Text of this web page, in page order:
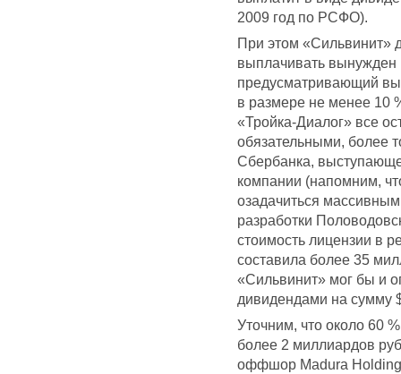
2009 год по РСФО).
При этом «Сильвинит»
выплачивать вынужден
предусматривающий
в размере не менее 10
«Тройка-Диалог» все
обязательными, более
Сбербанка,
компании (напомним,
озадачиться
разработки
стоимость лицензии в
составила более 35
«Сильвинит» мог бы и
дивидендами на сумму
Уточним, что около 60
более 2 миллиардов
оффшор Madura Holding